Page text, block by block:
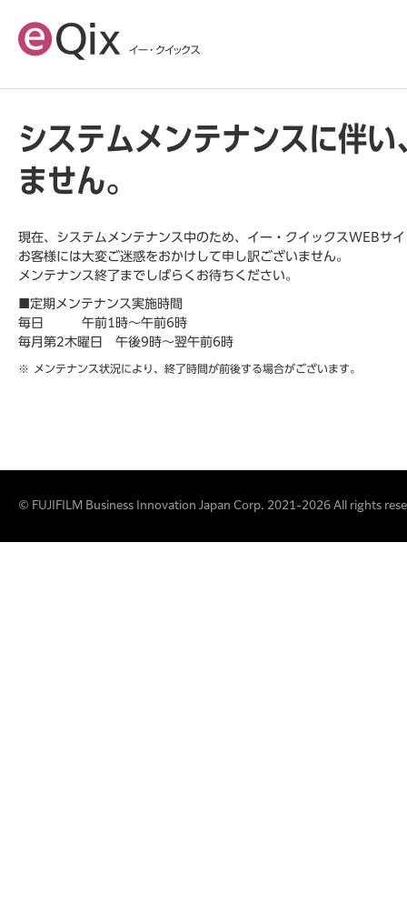
システムメンテナンスに伴
ません。
現在、システムメンテナンス中のため、イー・クイックスWEBサ
お客様には大変ご迷惑をおかけして申し訳ございません。
メンテナンス終了までしばらくお待ちください。
■定期メンテナンス実施時間
毎日 午前1時～午前6時
毎月第2木曜日 午後9時～翌午前6時
メンテナンス状況により、終了時間が前後する場合がございます。
© FUJIFILM Business Innovation Japan Corp. 2021-2026 All rights